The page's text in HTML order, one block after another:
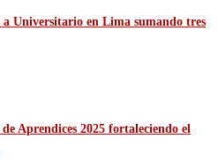
Universitario en Lima sumando tres
Aprendices 2025 fortaleciendo el